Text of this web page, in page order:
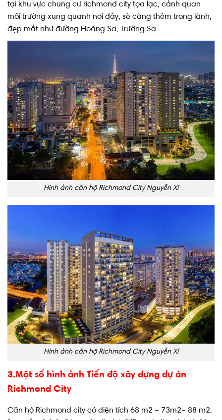
tại khu vực chung cư richmond city tọa lạc, cảnh quan
môi trường xung quanh nơi đây, sẽ càng thêm trong lành,
đẹp mắt như đường Hoàng Sa, Trường Sa.
Hình ảnh căn hộ Richmond City Nguyễn Xí
Hình ảnh căn hộ Richmond City Nguyễn Xí
3.Một số hình ảnh Tiến độ xây dựng dự án
Richmond City
Căn hộ Richmond city có diện tích 68 m2 – 73m2– 88 m2.